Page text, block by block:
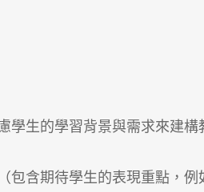
學生的學習背景與需求來建
包含期待學生的表現重點，例